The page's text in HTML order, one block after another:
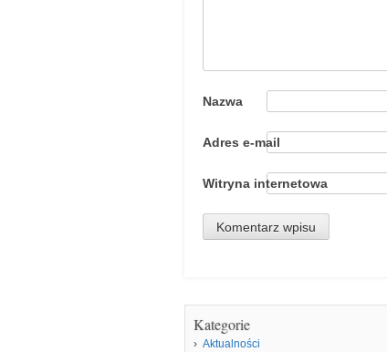
Nazwa
Adres e-mail
Witryna internetowa
Kategorie
Aktualności